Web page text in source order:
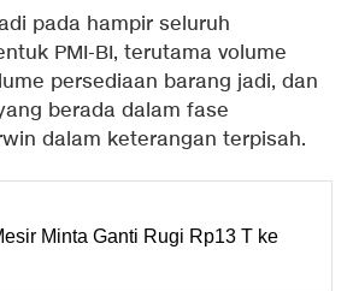
pada hampir seluruh
PMI-BI, terutama volume
persediaan barang jadi, dan
berada dalam fase
dalam keterangan terpisah.
Minta Ganti Rugi Rp13 T ke